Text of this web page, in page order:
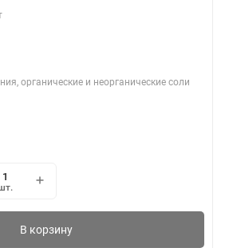
органические и неорганические соли
В корзину